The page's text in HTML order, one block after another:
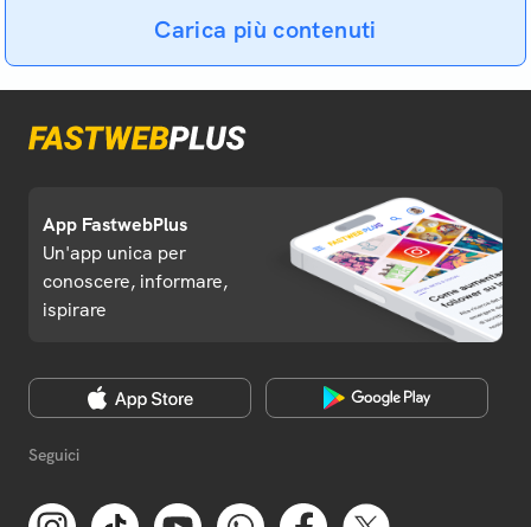
Carica più contenuti
App FastwebPlus
Un'app unica per
conoscere, informare,
ispirare
Seguici